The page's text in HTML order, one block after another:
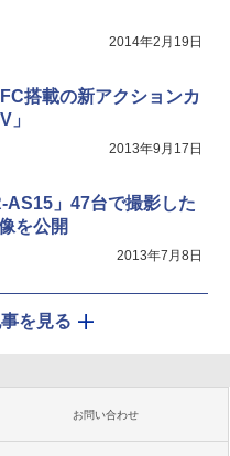
2014年2月19日
搭載の新アクションカ
」
2013年9月17日
AS15」47台で撮影した
を公開
2013年7月8日
を見る
お問い合わせ